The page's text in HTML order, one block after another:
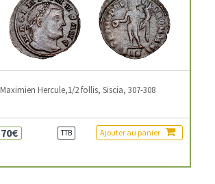
Maximien Hercule,1/2 follis, Siscia, 307-308
70€ TTB Ajouter au panier